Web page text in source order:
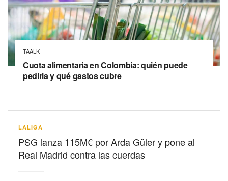
TAALK
Cuota alimentaria en Colombia: quién puede
pedirla y qué gastos cubre
LALIGA
PSG lanza 115M€ por Arda Güler y pone al
Real Madrid contra las cuerdas